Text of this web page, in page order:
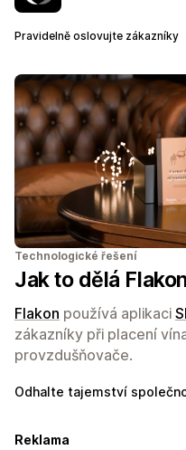
Pravidelně oslovujte zákazníky
Technologické řešení
Jak to dělá
Flakon používá aplikaci
zákazníky při placení
provzdušňovače.
Odhalte tajemství
Reklama